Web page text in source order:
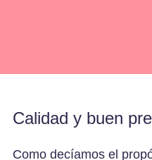
Calidad y buen
Como decíamos el